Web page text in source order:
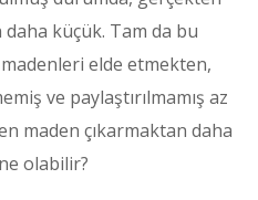
daha küçük. Tam da bu
elde etmekten,
ve paylaştırılmamış az
maden çıkarmaktan daha
olabilir?